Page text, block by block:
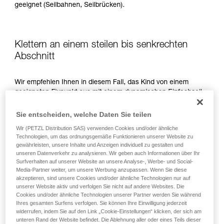
geeignet (Seilbahnen, Seilbrücken).
Klettern an einem steilen bis senkrechten
Abschnitt
Wir empfehlen Ihnen in diesem Fall, das Kind von einem
geeigneten Fixpunkt aus mit einem dynamischen Einfachseil
Sie entscheiden, welche Daten Sie teilen
Wir (PETZL Distribution SAS) verwenden Cookies und/oder ähnliche
Technologien, um das ordnungsgemäße Funktionieren unserer Website zu
gewährleisten, unsere Inhalte und Anzeigen individuell zu gestalten und
unseren Datenverkehr zu analysieren. Wir geben auch Informationen über Ihr
Surfverhalten auf unserer Website an unsere Analyse-, Werbe- und Social-
Media-Partner weiter, um unsere Werbung anzupassen. Wenn Sie diese
akzeptieren, sind unsere Cookies und/oder ähnliche Technologien nur auf
unserer Website aktiv und verfolgen Sie nicht auf andere Websites. Die
Cookies und/oder ähnliche Technologien unserer Partner werden Sie während
Ihres gesamten Surfens verfolgen. Sie können Ihre Einwilligung jederzeit
widerrufen, indem Sie auf den Link „Cookie-Einstellungen“ klicken, der sich am
unteren Rand der Website befindet. Die Ablehnung aller oder eines Teils dieser